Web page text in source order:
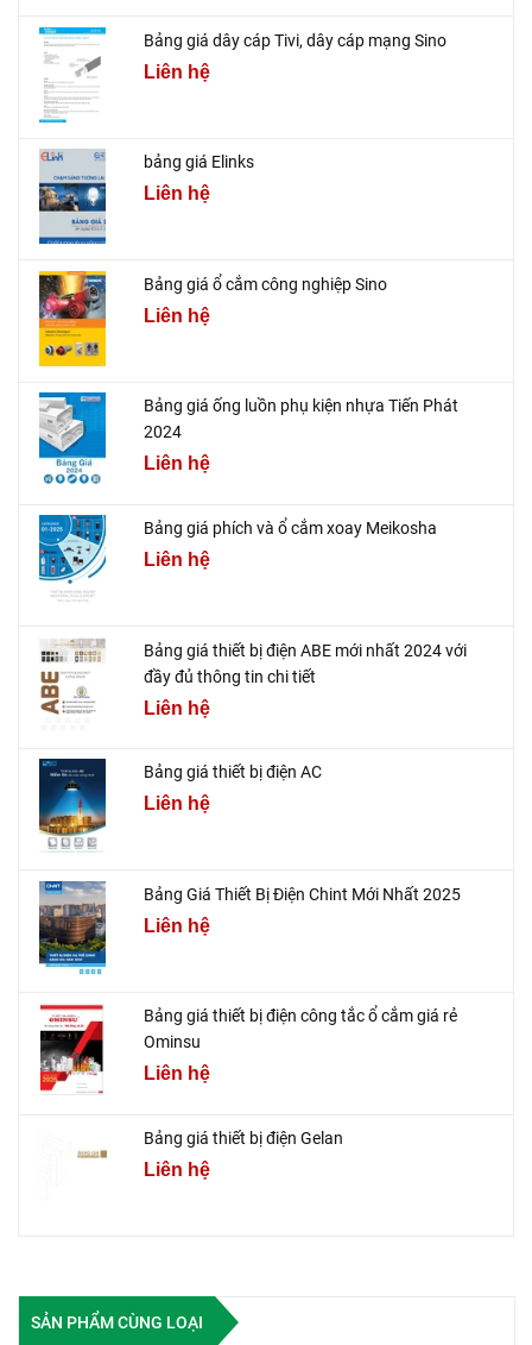
Bảng giá dây cáp Tivi, dây cáp mạng Sino
Liên hệ
bảng giá Elinks
Liên hệ
Bảng giá ổ cắm công nghiệp Sino
Liên hệ
Bảng giá ống luồn phụ kiện nhựa Tiến Phát
2024
Liên hệ
Bảng giá phích và ổ cắm xoay Meikosha
Liên hệ
Bảng giá thiết bị điện ABE mới nhất 2024 với
đầy đủ thông tin chi tiết
Liên hệ
Bảng giá thiết bị điện AC
Liên hệ
Bảng Giá Thiết Bị Điện Chint Mới Nhất 2025
Liên hệ
Bảng giá thiết bị điện công tắc ổ cắm giá rẻ
Ominsu
Liên hệ
Bảng giá thiết bị điện Gelan
Liên hệ
SẢN PHẨM CÙNG LOẠI